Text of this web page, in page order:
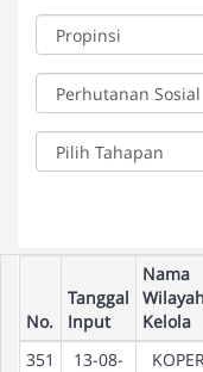
No.
Tanggal
Input
Nama
Wilayah
Kelola
351
13-08-